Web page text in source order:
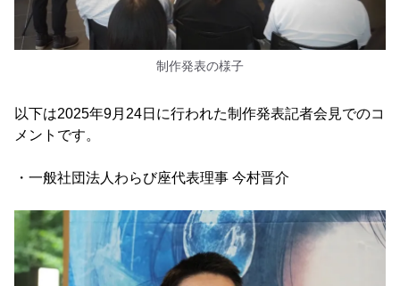
制作発表の様子
以下は2025年9月24日に行われた制作発表記者会見でのコ
メントです。
・一般社団法人わらび座代表理事 今村晋介